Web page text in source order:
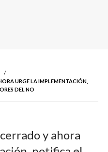
URGE LA IMPLEMENTACIÓN,
DEL NO
y ahora